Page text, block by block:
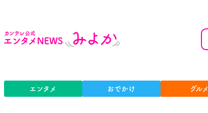
エンタメ おでかけ グルメ